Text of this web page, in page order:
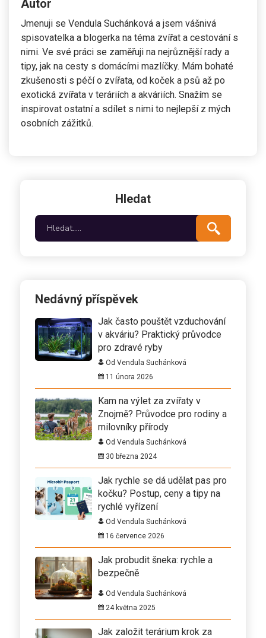
Autor
Jmenuji se Vendula Suchánková a jsem vášnivá
spisovatelka a blogerka na téma zvířat a cestování s
nimi. Ve své práci se zaměřuji na nejrůznější rady a
tipy, jak na cesty s domácími mazlíčky. Mám bohaté
zkušenosti s péčí o zvířata, od koček a psů až po
exotická zvířata v teráriích a akváriích. Snažím se
inspirovat ostatní a sdílet s nimi to nejlepší z mých
osobních zážitků.
Hledat
Nedávný příspěvek
Jak často pouštět vzduchování
v akváriu? Praktický průvodce
pro zdravé ryby
Od Vendula Suchánková
11 února 2026
Kam na výlet za zvířaty v
Znojmě? Průvodce pro rodiny a
milovníky přírody
Od Vendula Suchánková
30 března 2024
Jak rychle se dá udělat pas pro
kočku? Postup, ceny a tipy na
rychlé vyřízení
Od Vendula Suchánková
16 července 2026
Jak probudit šneka: rychle a
bezpečně
Od Vendula Suchánková
24 května 2025
Jak založit terárium krok za